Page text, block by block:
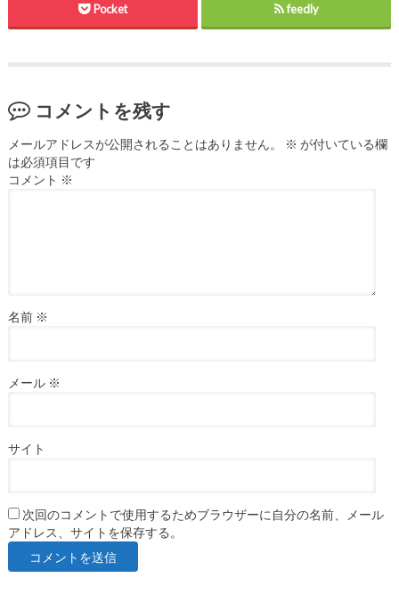
Pocket feedly
コメントを残す
メールアドレスが公開されることはありません。 ※ が付いている欄
は必須項目です
コメント ※
名前 ※
メール ※
サイト
次回のコメントで使用するためブラウザーに自分の名前、メール
アドレス、サイトを保存する。